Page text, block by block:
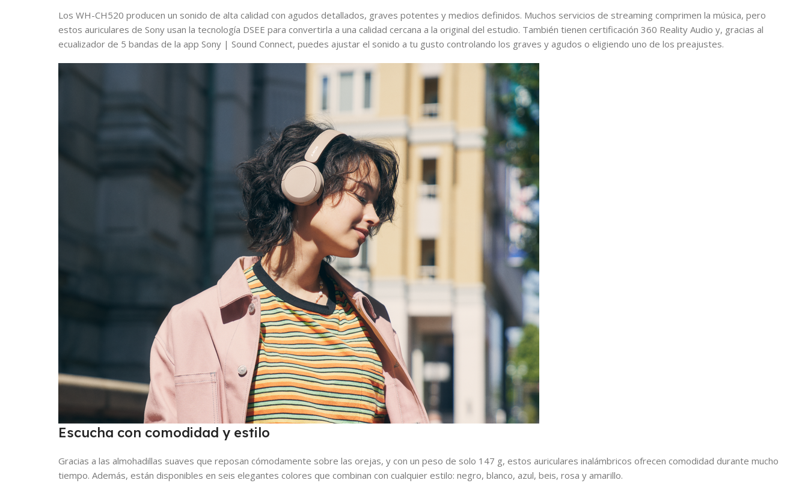
Los WH-CH520 producen un sonido de alta calidad con agudos detallados, graves potentes y medios definidos. Muchos servicios de streaming comprimen la música, pero
estos auriculares de Sony usan la tecnología DSEE para convertirla a una calidad cercana a la original del estudio. También tienen certificación 360 Reality Audio y, gracias al
ecualizador de 5 bandas de la app Sony | Sound Connect, puedes ajustar el sonido a tu gusto controlando los graves y agudos o eligiendo uno de los preajustes.
Escucha con comodidad y estilo
Gracias a las almohadillas suaves que reposan cómodamente sobre las orejas, y con un peso de solo 147 g, estos auriculares inalámbricos ofrecen comodidad durante mucho
tiempo. Además, están disponibles en seis elegantes colores que combinan con cualquier estilo: negro, blanco, azul, beis, rosa y amarillo.